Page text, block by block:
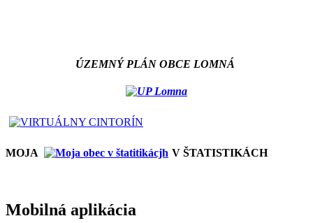
ÚZEMNÝ PLÁN OBCE LOMNÁ
MOJA V ŠTATISTIKÁCH
Mobilná aplikácia